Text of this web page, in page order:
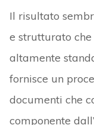
Il risultato
e strutturato
altamente
fornisce un
documenti che
componente